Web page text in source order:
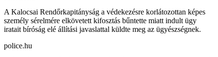
A Kalocsai Rendőrkapitányság a védekezésre korlátozottan képes
személy sérelmére elkövetett kifosztás bűntette miatt indult ügy
iratait bíróság elé állítási javaslattal küldte meg az ügyészségnek.
police.hu